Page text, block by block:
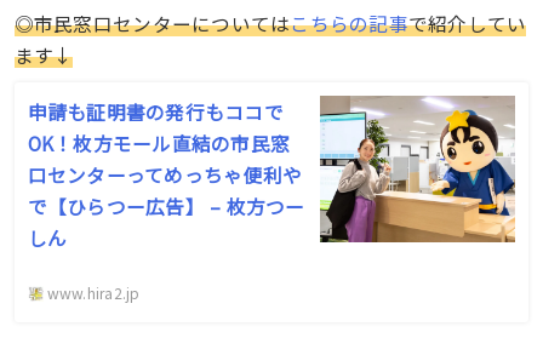
◎市民窓口センターについてはこちらの記事で紹介してい
ます↓
申請も証明書の発行もココで
OK！枚方モール直結の市民窓
口センターってめっちゃ便利や
で【ひらつー広告】 – 枚方つー
しん
www.hira2.jp